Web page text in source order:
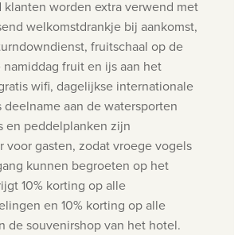
klanten worden extra verwend met
welkomstdrankje bij aankomst,
fruitschaal op de
namiddag fruit en ijs aan het
deelname aan de watersporten
en peddelplanken zijn
voor gasten, zodat vroege vogels
kunnen begroeten op het
10% korting op alle
en 10% korting op alle
de souvenirshop van het hotel.